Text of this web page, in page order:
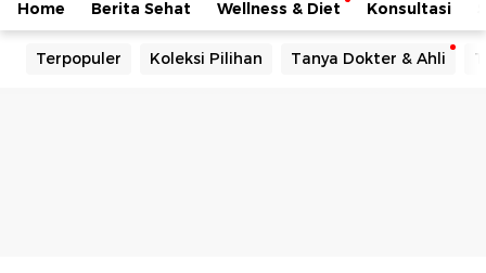
Home Berita Sehat Wellness & Diet Konsultasi
Terpopuler Koleksi Pilihan Tanya Dokter & Ahli